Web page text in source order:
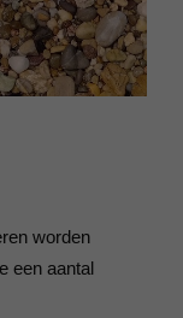
worden
een aantal